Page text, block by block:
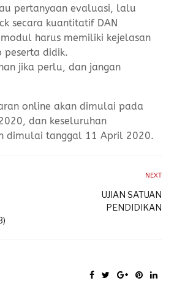
pertanyaan evaluasi, lalu
secara kuantitatif DAN
harus memiliki kejelasan
peserta didik.
jika perlu, dan jangan
online akan dimulai pada
dan keseluruhan
dimulai tanggal 11 April 2020.
NEXT
UJIAN SATUAN
PENDIDIKAN